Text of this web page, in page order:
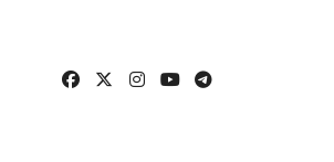
content